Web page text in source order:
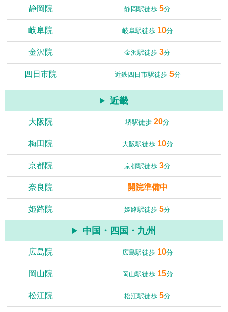
静岡院 静岡駅徒歩5分
岐阜院 岐阜駅徒歩 10分
金沢院 金沢駅徒歩3分
四日市院 近鉄四日市駅徒歩 5分
近畿
大阪院 堺駅徒歩20分
梅田院 大阪駅徒歩 10分
京都院 京都駅徒歩3分
奈良院 開院準備中
姫路院 姫路駅徒歩5分
中国・四国・九州
広島院 広島駅徒歩 10分
岡山院 岡山駅徒歩 15分
松江院 松江駅徒歩5分